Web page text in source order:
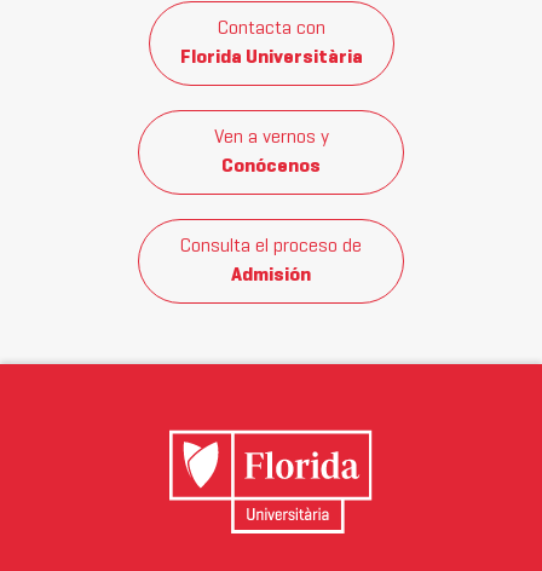
Contacta con
Florida Universitària
Ven a vernos y
Conócenos
Consulta el proceso de
Admisión